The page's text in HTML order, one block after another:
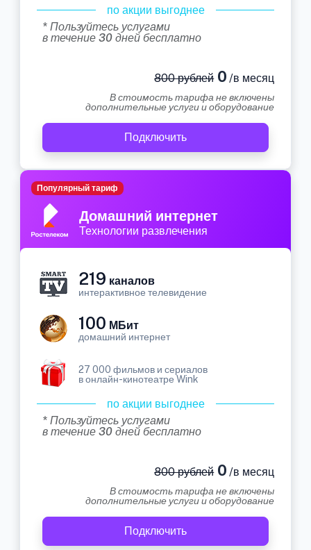
по акции выгоднее
* Пользуйтесь услугами
в течение 30 дней бесплатно
800 рублей0 /в месяц
В стоимость тарифа не включены
дополнительные услуги и оборудование
Подключить
Домашний интернет
Технологии развлечения
Популярный тариф
219 каналов
интерактивное телевидение
100 МБит
домашний интернет
27 000 фильмов и сериалов
в онлайн-кинотеатре Wink
по акции выгоднее
* Пользуйтесь услугами
в течение 30 дней бесплатно
800 рублей0 /в месяц
В стоимость тарифа не включены
дополнительные услуги и оборудование
Подключить